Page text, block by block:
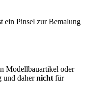
ein Pinsel zur Bemalung
Modellbauartikel oder
und dahernicht für